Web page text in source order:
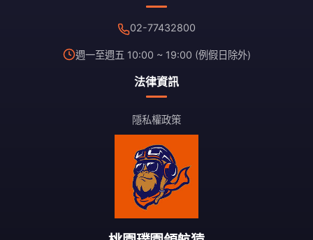
02-77432800
週一至週五 10:00 ~ 19:00 (例假日除外)
法律資訊
隱私權政策